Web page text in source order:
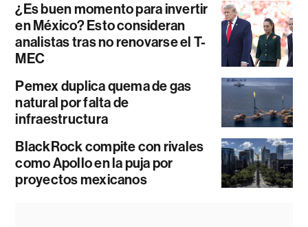
¿Es buen momento para invertir
en México? Esto consideran
analistas tras no renovarse el T-
MEC
Pemex duplica quema de gas
natural por falta de
infraestructura
BlackRock compite con rivales
como Apollo en la puja por
proyectos mexicanos